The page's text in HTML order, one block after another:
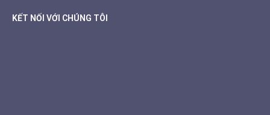
KẾT NỐI VỚI CHÚNG TÔI